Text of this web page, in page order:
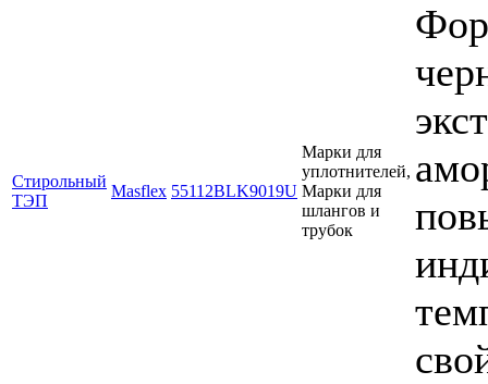
Стирольный
ТЭП
Masflex 55112BLK9019U
Марки для
уплотнителей,
Марки для
шлангов и
трубок